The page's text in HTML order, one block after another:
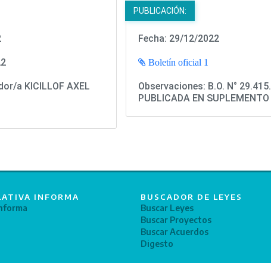
a KICILLOF AXEL
PUBLICACIÓN:
Fecha: 29/12/2022
Boletín oficial 1
Observaciones: B.O. N° 29.415.
PUBLICADA EN SUPLEMENTO
INFORMA BUSCADOR DE LEYES
Buscar Leyes
Buscar Proyectos
Buscar Acuerdos
Digesto